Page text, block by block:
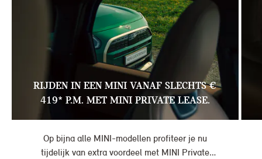
RIJDEN IN EEN MINI VANAF SLECHTS €
419* P.M. MET MINI PRIVATE LEASE.
Op bijna alle MINI-modellen profiteer je nu
tijdelijk van extra voordeel met MINI Private